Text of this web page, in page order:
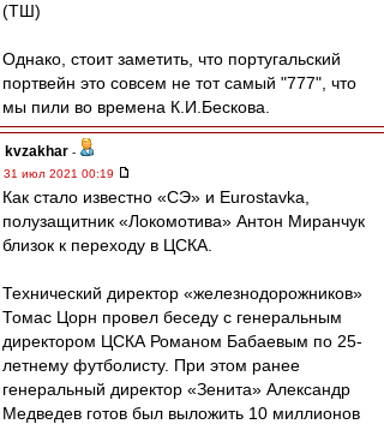
(ТШ)
Однако, стоит заметить, что португальский
портвейн это совсем не тот самый "777", что
мы пили во времена К.И.Бескова.
kvzakhar -
31 июл 2021 00:19
Как стало известно «СЭ» и Eurostavka,
полузащитник «Локомотива» Антон Миранчук
близок к переходу в ЦСКА.
Технический директор «железнодорожников»
Томас Цорн провел беседу с генеральным
директором ЦСКА Романом Бабаевым по 25-
летнему футболисту. При этом ранее
генеральный директор «Зенита» Александр
Медведев готов был выложить 10 миллионов